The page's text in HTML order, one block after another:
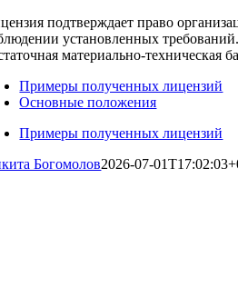
подтверждает право
установленных
Примеры полученных лицензий
Основные положения
Примеры полученных лицензий
Богомолов2026-07-